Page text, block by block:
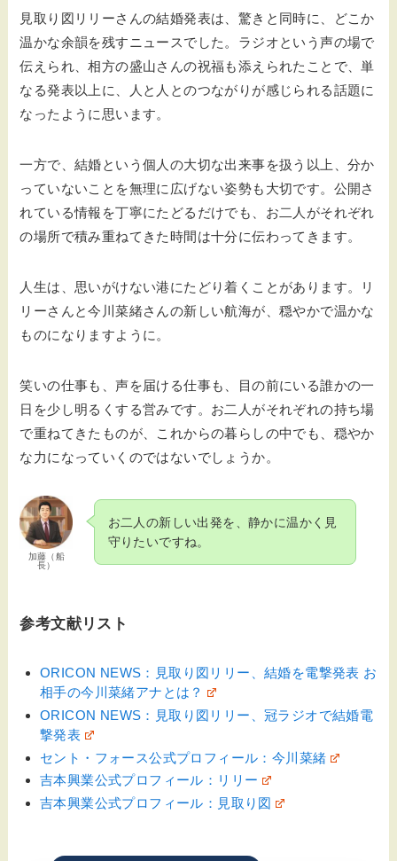
見取り図リリーさんの結婚発表は、驚きと同時に、どこか
温かな余韻を残すニュースでした。ラジオという声の場で
伝えられ、相方の盛山さんの祝福も添えられたことで、単
なる発表以上に、人と人とのつながりが感じられる話題に
なったように思います。
一方で、結婚という個人の大切な出来事を扱う以上、分か
っていないことを無理に広げない姿勢も大切です。公開さ
れている情報を丁寧にたどるだけでも、お二人がそれぞれ
の場所で積み重ねてきた時間は十分に伝わってきます。
人生は、思いがけない港にたどり着くことがあります。リ
リーさんと今川菜緒さんの新しい航海が、穏やかで温かな
ものになりますように。
笑いの仕事も、声を届ける仕事も、目の前にいる誰かの一
日を少し明るくする営みです。お二人がそれぞれの持ち場
で重ねてきたものが、これからの暮らしの中でも、穏やか
な力になっていくのではないでしょうか。
加藤（船
長）
お二人の新しい出発を、静かに温かく見
守りたいですね。
参考文献リスト
ORICON NEWS：見取り図リリー、結婚を電撃発表 お
相手の今川菜緒アナとは？
ORICON NEWS：見取り図リリー、冠ラジオで結婚電
撃発表
セント・フォース公式プロフィール：今川菜緒
吉本興業公式プロフィール：リリー
吉本興業公式プロフィール：見取り図